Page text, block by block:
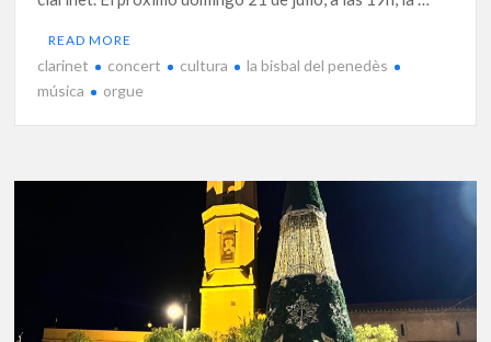
READ MORE
clarinet concert cultura
la bisbal del penedès
música
orgue